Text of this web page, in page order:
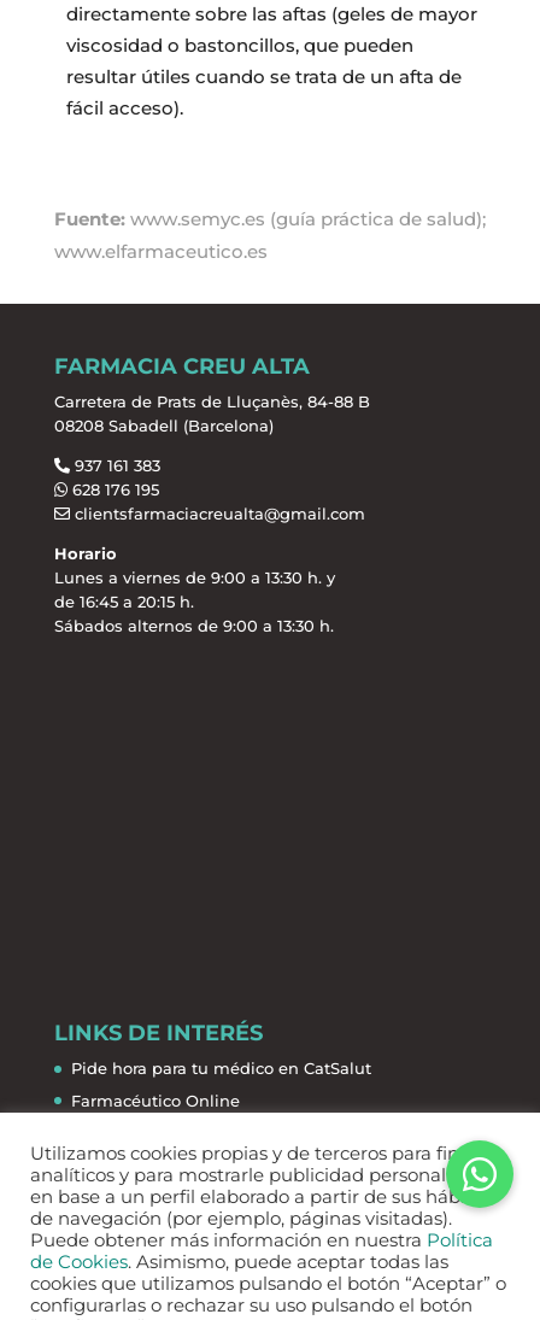
directamente sobre las aftas (geles de mayor
viscosidad o bastoncillos, que pueden
resultar útiles cuando se trata de un afta de
fácil acceso).
Fuente:www.semyc.es (guía práctica de salud);
www.elfarmaceutico.es
FARMACIA CREU ALTA
Carretera de Prats de Lluçanès, 84-88 B
08208 Sabadell (Barcelona)
937 161 383
628 176 195
clientsfarmaciacreualta@gmail.com
Horario
Lunes a viernes de 9:00 a 13:30 h. y
de 16:45 a 20:15 h.
Sábados alternos de 9:00 a 13:30 h.
LINKS DE INTERÉS
Pide hora para tu médico en CatSalut
Farmacéutico Online
Farmacias de guardia
Utilizamos cookies propias y de terceros para fines
analíticos y para mostrarle publicidad personalizada
en base a un perfil elaborado a partir de sus hábitos
de navegación (por ejemplo, páginas visitadas).
Puede obtener más información en nuestra Política
de Cookies. Asimismo, puede aceptar todas las
cookies que utilizamos pulsando el botón “Aceptar” o
configurarlas o rechazar su uso pulsando el botón